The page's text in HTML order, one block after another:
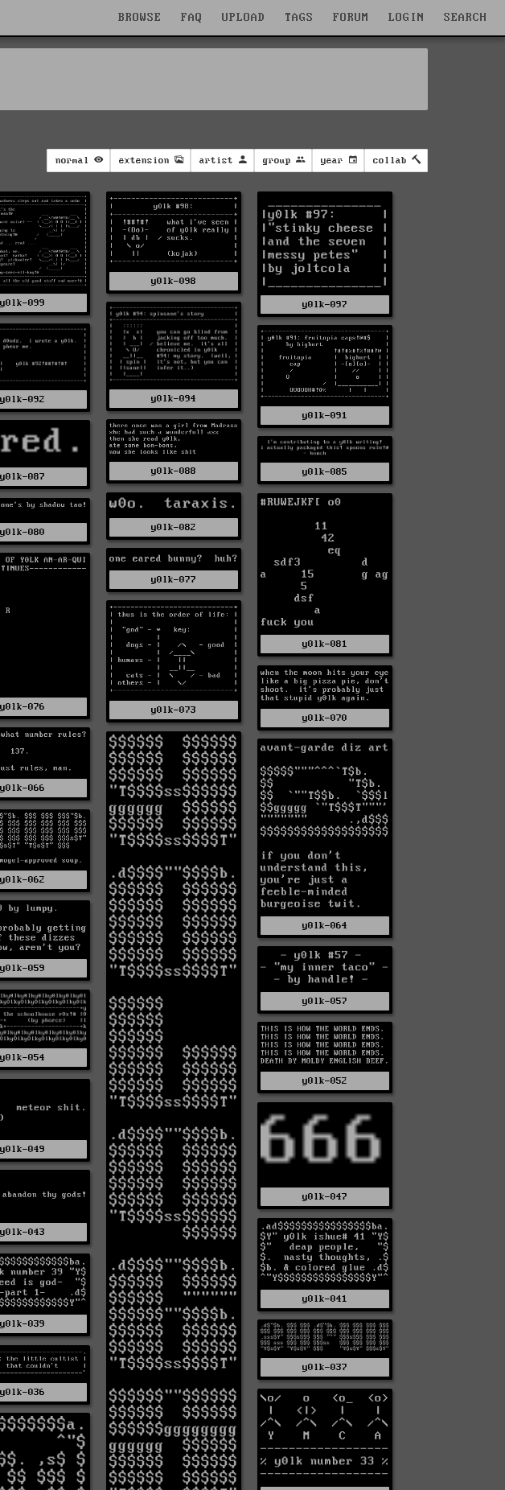
BROWSE FAQ UPLOAD TAGS FORUM LOGIN SEARCH
normal extension artist group year collab
y0lk-099
y0lk-098
y0lk-097
y0lk-094
y0lk-092
y0lk-091
y0lk-088
y0lk-087 y0lk-085
y0lk-082
y0lk-081
y0lk-080
y0lk-077
y0lk-076 y0lk-073
y0lk-070
y0lk-066
y0lk-064
y0lk-062
y0lk-059
y0lk-057
y0lk-054
y0lk-052
y0lk-049
y0lk-047
y0lk-043
y0lk-041
y0lk-039
y0lk-037
y0lk-036